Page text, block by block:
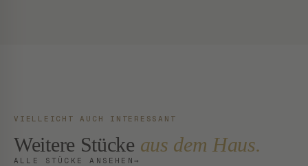
VIELLEICHT AUCH INTERESSANT
Weitere Stücke aus dem Haus.
ALLE STÜCKE ANSEHEN →